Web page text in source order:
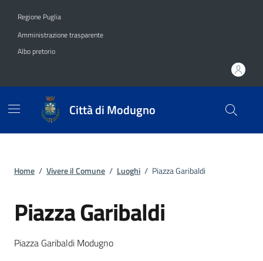
Regione Puglia
Amministrazione trasparente
Albo pretorio
Città di Modugno
Home / Vivere il Comune / Luoghi / Piazza Garibaldi
Piazza Garibaldi
Dettagli del luogo
Piazza Garibaldi Modugno